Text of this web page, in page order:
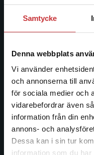
Samtycke
Denna webbplats
Vi använder
och annonserna till
för sociala medier och
vidarebefordrar även
information från din
annons- och
Dessa kan i sin tur
information som du
Studentlitteratur
facklitteratur,
informationstjänster i
längs hela
Kontakta oss
Kontakta oss
046-31 20 00